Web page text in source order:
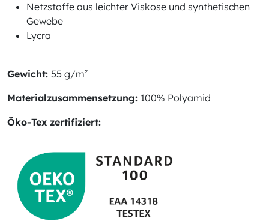
Netzstoffe aus leichter Viskose und synthetischen
Gewebe
Lycra
Gewicht: 55 g/m²
Materialzusammensetzung: 100% Polyamid
Öko-Tex zertifiziert: